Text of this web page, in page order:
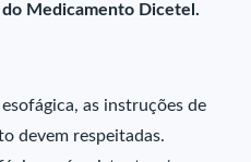
Medicamento Dicetel.
as instruções de
devem respeitadas.